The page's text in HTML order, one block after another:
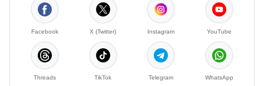
Facebook X (Twitter) Instagram YouTube
Threads TikTok Telegram WhatsApp